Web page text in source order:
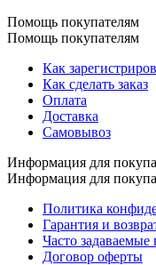
Помощь покупателям
Помощь покупателям
Как
Как сделать заказ
Оплата
Доставка
Самовывоз
Информация для
Информация для
Политика
Гарантия и
Часто
Договор оферты